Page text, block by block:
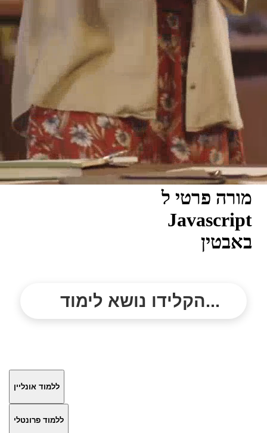
מורה פרטי ל
Javascript
באבטין
הקלידו נושא לימוד...
ללמוד אונליין
ללמוד פרונטלי